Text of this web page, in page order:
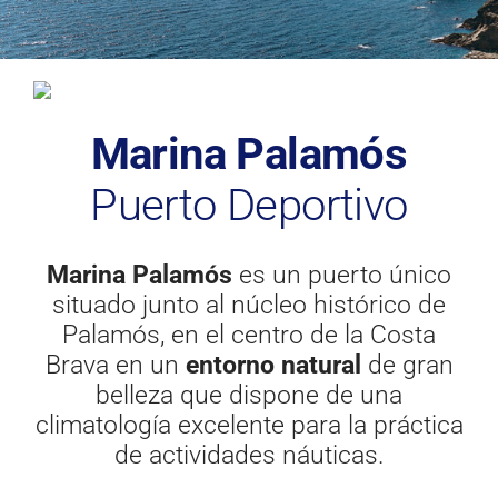
Documentación
Contacto
Marina Palamós
Puerto Deportivo
Marina Palamós es un puerto único
situado junto al núcleo histórico de
Palamós, en el centro de la Costa
Brava en un entorno natural de gran
belleza que dispone de una
climatología excelente para la práctica
de actividades náuticas.